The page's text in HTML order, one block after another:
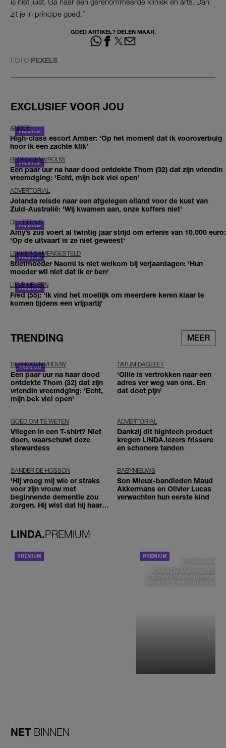
zit je in principe goed.”
GOED ARTIKEL? DELEN MAAR.
FOTO PEXELS
EXCLUSIEF VOOR JOU
AMBER
High-class escort Amber: ‘Op het moment dat ik vooroverbuig
hoor ik een zachte klik’
BEDROGEN VROUW
Een paar uur na haar dood ontdekte Thom (32) dat zijn vriendin
vreemdging: 'Echt, mijn bek viel open'
ADVERTORIAL
Jolanda reisde naar een afgelegen eiland voor de kust van
Zuid-Australië: 'Wij kwamen aan, onze koffers niet'
DE ERFENIS
Amy’s zus voert al twintig jaar strijd om erfenis van 10.000 euro:
'Op de uitvaart is ze niet geweest'
LEKKER SAMENGESTELD
Stiefmoeder Naomi is niet welkom bij verjaardagen: 'Hun
moeder wil niet dat ik er ben'
LIEVE HELEEN
Fred (55): 'Ik vind het moeilijk om meerdere keren klaar te
komen tijdens een vrijpartij'
TRENDING MEER
BEDROGEN VROUW
Een paar uur na haar dood
ontdekte Thom (32) dat zijn
vriendin vreemdging: 'Echt,
mijn bek viel open'
TATUM DAGELET
'Ollie is vertrokken naar een
adres ver weg van ons. En
dat doet pijn’
GOED OM TE WETEN
Vliegen in een T-shirt? Niet
doen, waarschuwt deze
stewardess
ADVERTORIAL
Dankzij dit hightech product
kregen LINDA.lezers frissere
en schonere tanden
SANDER DE HOSSON
'Hij vroeg mij wie er straks
voor zijn vrouw met
beginnende dementie zou
zorgen. Hij wist dat hij haar
BABYNIEUWS
Son Mieux-bandleden Maud
Akkermans en Olivier Lucas
verwachten hun eerste kind
LINDA.PREMIUM
DE STAD VAN
Elske DeWall over
muziek en haar favoriete
de stad: 'Een stad die
NET BINNEN